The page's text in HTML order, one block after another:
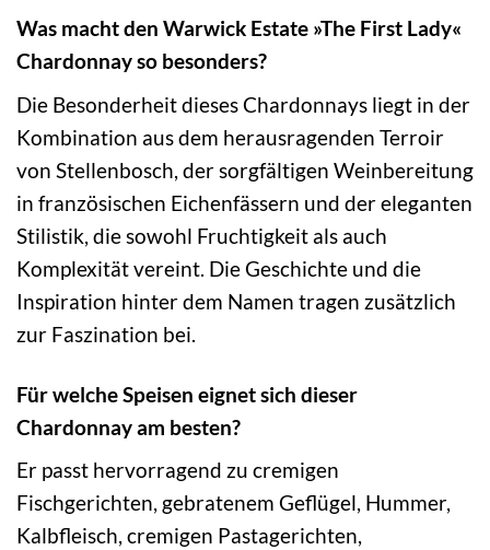
Was macht den Warwick Estate »The First Lady«
Chardonnay so besonders?
Die Besonderheit dieses Chardonnays liegt in der
Kombination aus dem herausragenden Terroir
von Stellenbosch, der sorgfältigen Weinbereitung
in französischen Eichenfässern und der eleganten
Stilistik, die sowohl Fruchtigkeit als auch
Komplexität vereint. Die Geschichte und die
Inspiration hinter dem Namen tragen zusätzlich
zur Faszination bei.
Für welche Speisen eignet sich dieser
Chardonnay am besten?
Er passt hervorragend zu cremigen
Fischgerichten, gebratenem Geflügel, Hummer,
Kalbfleisch, cremigen Pastagerichten,